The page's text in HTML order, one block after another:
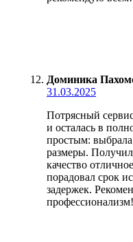
Доминика
31.03.2025
Потрясный
и осталась в
простым: выбрала
размеры.
качество
порадовал срок
задержек.
профессионализм!